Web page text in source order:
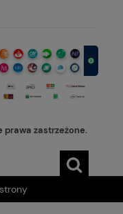
prawa zastrzeżone.